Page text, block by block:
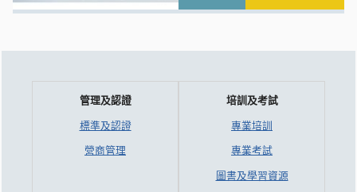
管理及認證
標準及認證
營商管理
培訓及考試
專業培訓
專業考試
圖書及學習資源